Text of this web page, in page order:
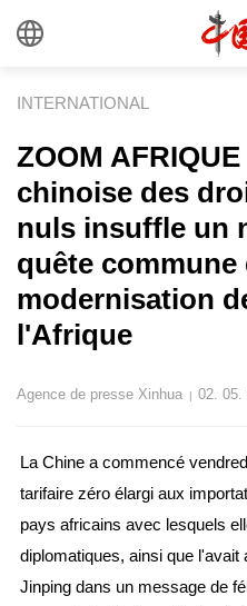
INTERNATIONAL
ZOOM
chinoise des
nuls insuffle un
quête commune
modernisation
l'Afrique
Agence de presse Xinhua | 02. 05.
La Chine a commencé
tarifaire zéro élargi aux
pays africains avec lesquels
diplomatiques, ainsi que
Jinping dans un message de